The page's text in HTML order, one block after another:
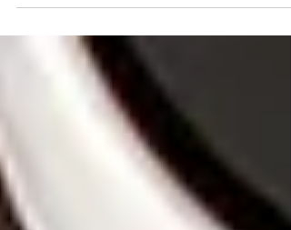
Navidad 2025
Resultados del concurso de dibujo del Rey